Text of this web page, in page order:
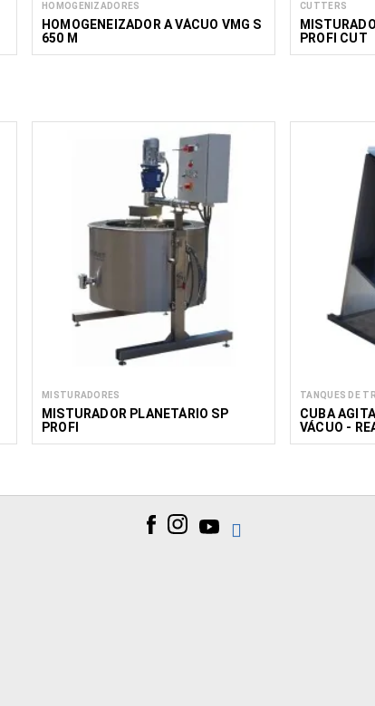
HOMOGENIZADORES
HOMOGENEIZADOR A VÁCUO VMG S
650 M
CUTTERS
PROFI CUT
MISTURADORES
MISTURADOR PLANETÁRIO SP
PROFI
TANQUES DE
CUBA
VÁCUO -